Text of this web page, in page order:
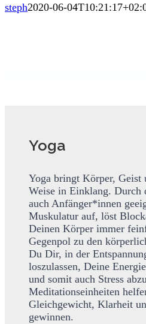
steph2020-06-
Yoga
Yoga bringt Körper, Geist
Weise in Einklang. Durch
auch Anfänger*innen
Muskulatur auf, löst
Deinen Körper immer
Gegenpol zu den
Du Dir, in der
loszulassen, Deine
und somit auch Stress
Meditationseinheiten
Gleichgewicht, Klarheit
gewinnen.